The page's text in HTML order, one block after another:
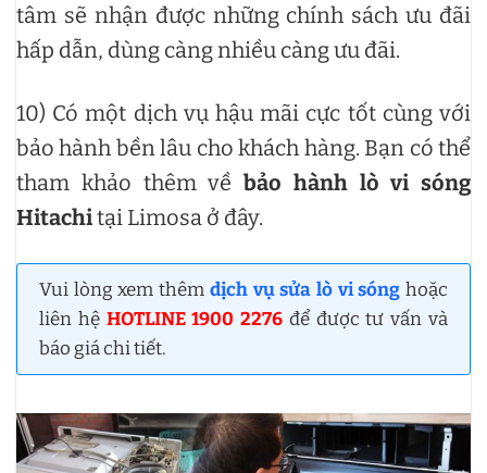
tâm sẽ nhận được những chính sách ưu đãi
hấp dẫn, dùng càng nhiều càng ưu đãi.
10) Có một dịch vụ hậu mãi cực tốt cùng với
bảo hành bền lâu cho khách hàng. Bạn có thể
tham khảo thêm về bảo hành lò vi sóng
Hitachitại Limosa ở đây.
Vui lòng xem thêm dịch vụ sửa lò vi sóng hoặc
liên hệ HOTLINE 1900 2276 để được tư vấn và
báo giá chi tiết.